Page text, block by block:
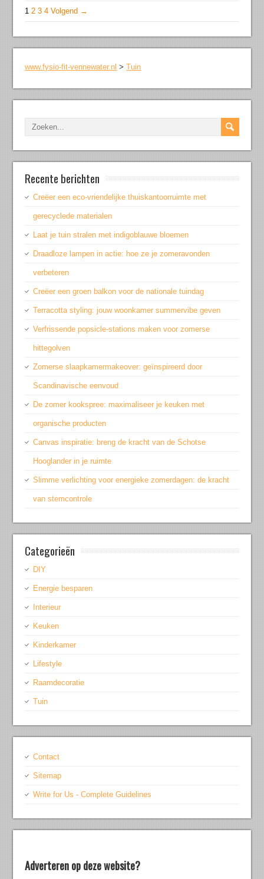
1 2 3 4 Volgend →
www.fysio-fit-vennewater.nl >Tuin
Recente berichten
Creëer een eco-vriendelijke thuiskantoorruimte met
gerecyclede materialen
Laat je tuin stralen met indigoblauwe bloemen
Draadloze lampen in actie: hoe ze je zomeravonden
verbeteren
Creëer een groen balkon voor de nationale tuindag
Terracotta styling: jouw woonkamer summervibe geven
Verfrissende popsicle-stations maken voor zomerse
hittegolven
Zomerse slaapkamermakeover: geïnspireerd door
Scandinavische eenvoud
De zomer kookspree: maximaliseer je keuken met
organische producten
Canvas inspiratie: breng de kracht van de Schotse
Hooglander in je ruimte
Slimme verlichting voor energieke zomerdagen: de kracht
van stemcontrole
Categorieën
DIY
Energie besparen
Interieur
Keuken
Kinderkamer
Lifestyle
Raamdecoratie
Tuin
Contact
Sitemap
Write for Us - Complete Guidelines
Adverteren op deze website?